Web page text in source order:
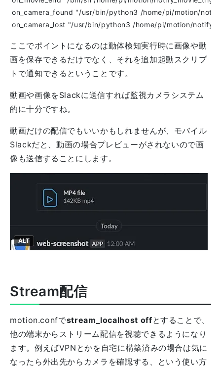
ここでポイントになるのは動体検知実行時に画像や動
画を保存できるだけでなく、それを追加起動スクリプ
トで通知できるということです。
動画や画像をSlackに送信すれば監視カメラシステム
的に十分ですね。
動画だけの配信でもいいかもしれませんが、モバイル
Slackだと、動画の場合プレビューがされないので画
像も送信することにします。
ALT
Stream配信
motion.confでstream_localhost offとすることで、
他の端末からストリーム配信を視聴できるようになり
ます。例えばVPNとかを自宅に構築済みの場合は気に
なったら外出先からカメラを確認する、という使い方